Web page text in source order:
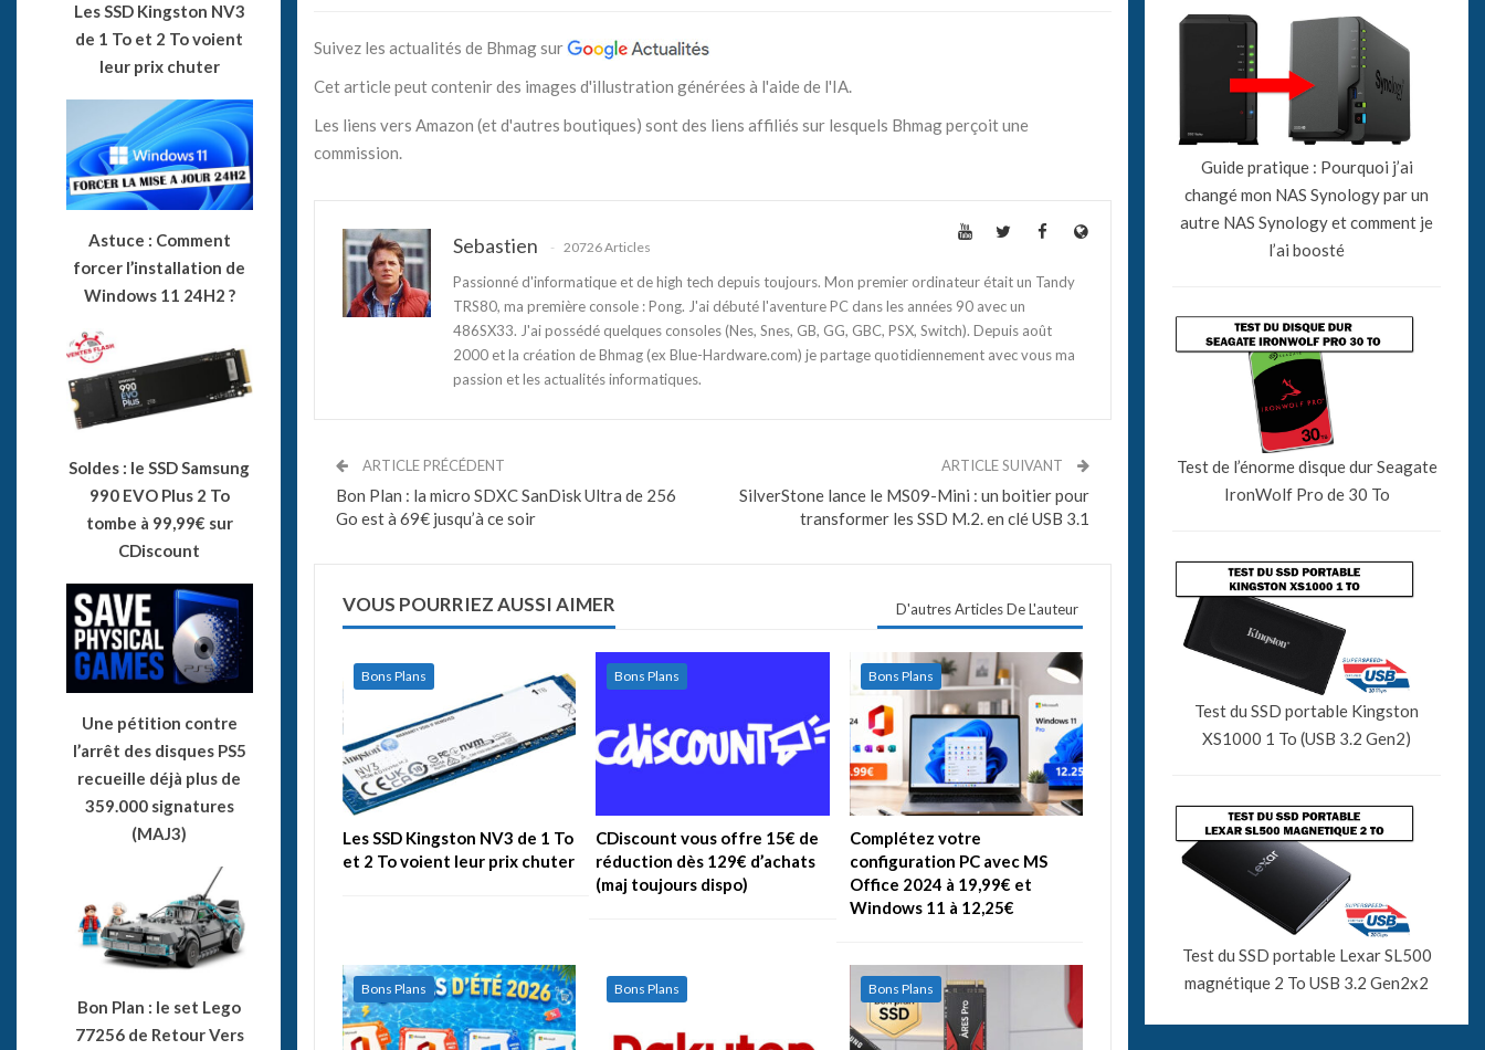
Suivez les actualités de Bhmag sur
Cet article peut contenir des images d'illustration générées à l'aide de l'IA.
Les liens vers Amazon (et d'autres boutiques) sont des liens affiliés sur lesquels Bhmag perçoit une
commission.
Sebastien 20726 Articles
Passionné d'informatique et de high tech depuis toujours. Mon premier ordinateur était un Tandy
TRS80, ma première console : Pong. J'ai débuté l'aventure PC dans les années 90 avec un
486SX33. J'ai possédé quelques consoles (Nes, Snes, GB, GG, GBC, PSX, Switch). Depuis août
2000 et la création de Bhmag (ex Blue-Hardware.com) je partage quotidiennement avec vous ma
passion et les actualités informatiques.
ARTICLE PRÉCÉDENT
Bon Plan : la micro SDXC SanDisk Ultra de 256
Go est à 69€ jusqu’à ce soir
ARTICLE SUIVANT
SilverStone lance le MS09-Mini : un boitier pour
transformer les SSD M.2. en clé USB 3.1
VOUS POURRIEZ AUSSI AIMER D'autres Articles De L'auteur
Bons Plans
Les SSD Kingston NV3 de 1 To
et 2 To voient leur prix chuter
Bons Plans
CDiscount vous offre 15€ de
réduction dès 129€ d’achats
(maj toujours dispo)
Bons Plans
Complétez votre
configuration PC avec MS
Office 2024 à 19,99€ et
Windows 11 à 12,25€
Bons Plans Bons Plans Bons Plans
Guide pratique : Pourquoi j’ai
changé mon NAS Synology par un
autre NAS Synology et comment je
l’ai boosté
Test de l’énorme disque dur Seagate
IronWolf Pro de 30 To
Test du SSD portable Kingston
XS1000 1 To (USB 3.2 Gen2)
Test du SSD portable Lexar SL500
magnétique 2 To USB 3.2 Gen2x2
Les SSD Kingston NV3
de 1 To et 2 To voient
leur prix chuter
Astuce : Comment
forcer l’installation de
Windows 11 24H2 ?
Soldes : le SSD Samsung
990 EVO Plus 2 To
tombe à 99,99€ sur
CDiscount
Une pétition contre
l’arrêt des disques PS5
recueille déjà plus de
359.000 signatures
(MAJ3)
Bon Plan : le set Lego
77256 de Retour Vers